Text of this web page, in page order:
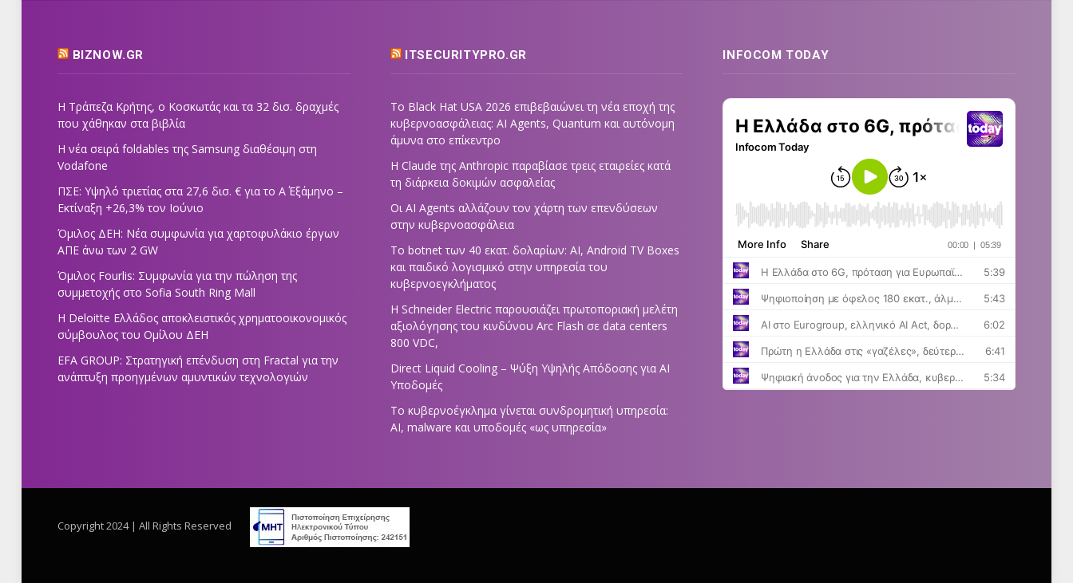
BIZNOW.GR
Η Τράπεζα Κρήτης, ο Κοσκωτάς και τα 32 δισ. δραχμές
που χάθηκαν στα βιβλία
Η νέα σειρά foldables της Samsung διαθέσιμη στη
Vodafone
ΠΣΕ: Υψηλό τριετίας στα 27,6 δισ. € για το Α΄ Εξάμηνο –
Εκτίναξη +26,3% τον Ιούνιο
Όμιλος ΔΕΗ: Νέα συμφωνία για χαρτοφυλάκιο έργων
ΑΠΕ άνω των 2 GW
Όμιλος Fourlis: Συμφωνία για την πώληση της
συμμετοχής στο Sofia South Ring Mall
Η Deloitte Ελλάδος αποκλειστικός χρηματοοικονομικός
σύμβουλος του Ομίλου ΔΕΗ
EFA GROUP: Στρατηγική επένδυση στη Fractal για την
ανάπτυξη προηγμένων αμυντικών τεχνολογιών
ITSECURITYPRO.GR
Το Black Hat USA 2026 επιβεβαιώνει τη νέα εποχή της
κυβερνοασφάλειας: AI Agents, Quantum και αυτόνομη
άμυνα στο επίκεντρο
Η Claude της Anthropic παραβίασε τρεις εταιρείες κατά
τη διάρκεια δοκιμών ασφαλείας
Οι AI Agents αλλάζουν τον χάρτη των επενδύσεων
στην κυβερνοασφάλεια
Το botnet των 40 εκατ. δολαρίων: AI, Android TV Boxes
και παιδικό λογισμικό στην υπηρεσία του
κυβερνοεγκλήματος
Η Schneider Electric παρουσιάζει πρωτοποριακή μελέτη
αξιολόγησης του κινδύνου Arc Flash σε data centers
800 VDC,
Direct Liquid Cooling – Ψύξη Υψηλής Απόδοσης για AI
Υποδομές
Το κυβερνοέγκλημα γίνεται συνδρομητική υπηρεσία:
AI, malware και υποδομές «ως υπηρεσία»
INFOCOM TODAY
Copyright 2024 | All Rights Reserved